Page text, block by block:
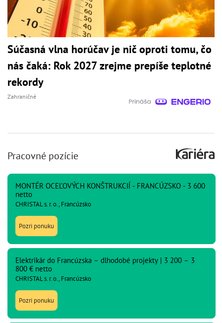
Súčasná vlna horúčav je nič oproti tomu, čo
nás čaká: Rok 2027 zrejme prepíše teplotné
rekordy
Zahraničné
Pracovné pozície
MONTÉR OCEĽOVÝCH KONŠTRUKCIÍ - FRANCÚZSKO - 3 600
netto
CHRISTAL s. r. o., Francúzsko
Pozri ponuku
Elektrikár do Francúzska – dlhodobé projekty | 3 200 – 3
800 € netto
CHRISTAL s. r. o., Francúzsko
Pozri ponuku